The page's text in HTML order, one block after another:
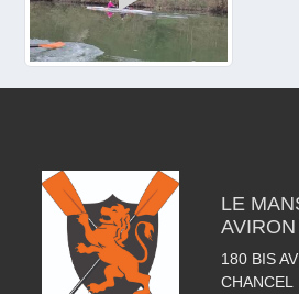
LE
AVIRON
180 BIS
CHANCEL